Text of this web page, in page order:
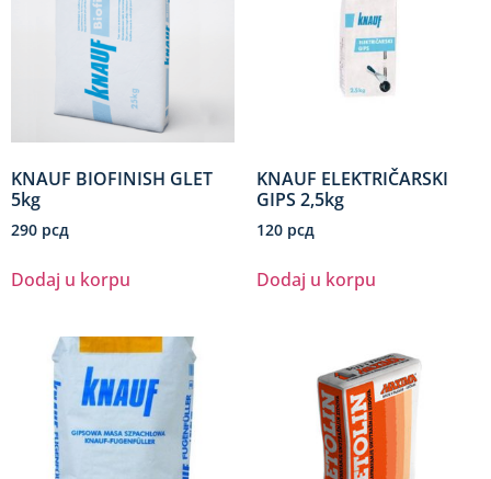
KNAUF BIOFINISH GLET
5kg
290 рсд
Dodaj u korpu
KNAUF ELEKTRIČARSKI
GIPS 2,5kg
120 рсд
Dodaj u korpu